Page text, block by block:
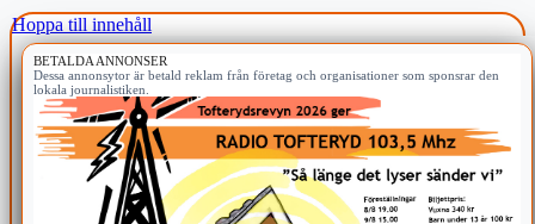
Hoppa till innehåll
BETALDA ANNONSER
Dessa annonsytor är betald reklam från företag och organisationer som sponsrar den
lokala journalistiken.